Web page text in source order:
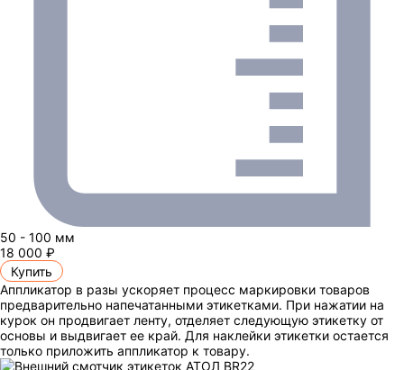
50 - 100 мм
18 000 ₽
Купить
Аппликатор в разы ускоряет процесс маркировки товаров
предварительно напечатанными этикетками. При нажатии на
курок он продвигает ленту, отделяет следующую этикетку от
основы и выдвигает ее край. Для наклейки этикетки остается
только приложить аппликатор к товару.